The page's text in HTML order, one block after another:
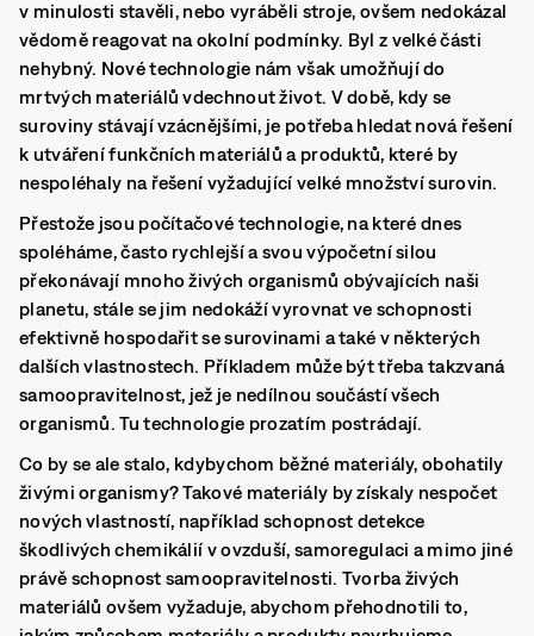
v minulosti stavěli, nebo vyráběli stroje, ovšem nedokázal
vědomě reagovat na okolní podmínky. Byl z velké části
nehybný. Nové technologie nám však umožňují do
mrtvých materiálů vdechnout život. V době, kdy se
suroviny stávají vzácnějšími, je potřeba hledat nová řešení
k utváření funkčních materiálů a produktů, které by
nespoléhaly na řešení vyžadující velké množství surovin.
Přestože jsou počítačové technologie, na které dnes
spoléháme, často rychlejší a svou výpočetní silou
překonávají mnoho živých organismů obývajících naši
planetu, stále se jim nedokáží vyrovnat ve schopnosti
efektivně hospodařit se surovinami a také v některých
dalších vlastnostech. Příkladem může být třeba takzvaná
samoopravitelnost, jež je nedílnou součástí všech
organismů. Tu technologie prozatím postrádají.
Co by se ale stalo, kdybychom běžné materiály, obohatily
živými organismy?Takové materiály by získaly nespočet
nových vlastností, například schopnost detekce
škodlivých chemikálií v ovzduší, samoregulaci a mimo jiné
právě schopnost samoopravitelnosti. Tvorba živých
materiálů ovšem vyžaduje, abychom přehodnotili to,